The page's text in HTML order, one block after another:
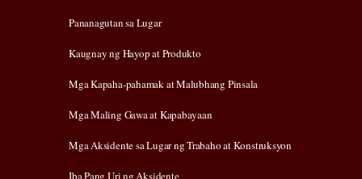
Pananagutan sa Lugar
Kaugnay ng Hayop at Produkto
Mga Kapaha-pahamak at Malubhang Pinsala
Mga Maling Gawa at Kapabayaan
Mga Aksidente sa Lugar ng Trabaho at Konstruksyon
Iba Pang Uri ng Aksidente